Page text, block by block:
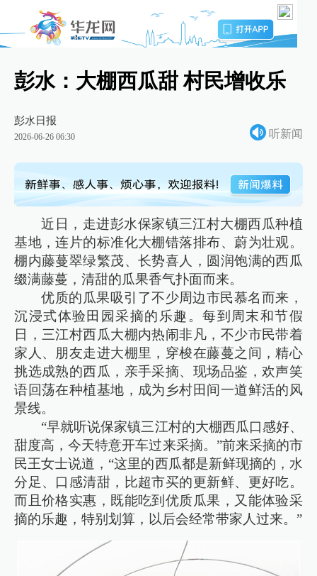
彭水：大棚西瓜甜 村民增收乐
彭水日报
2026-06-26 06:30 听新闻
近日，走进彭水保家镇三江村大棚西瓜种植
基地，连片的标准化大棚错落排布、蔚为壮观。
棚内藤蔓翠绿繁茂、长势喜人，圆润饱满的西瓜
缀满藤蔓，清甜的瓜果香气扑面而来。
优质的瓜果吸引了不少周边市民慕名而来，
沉浸式体验田园采摘的乐趣。每到周末和节假
日，三江村西瓜大棚内热闹非凡，不少市民带着
家人、朋友走进大棚里，穿梭在藤蔓之间，精心
挑选成熟的西瓜，亲手采摘、现场品鉴，欢声笑
语回荡在种植基地，成为乡村田间一道鲜活的风
景线。
“早就听说保家镇三江村的大棚西瓜口感好、
甜度高，今天特意开车过来采摘。”前来采摘的市
民王女士说道，“这里的西瓜都是新鲜现摘的，水
分足、口感清甜，比超市买的更新鲜、更好吃。
而且价格实惠，既能吃到优质瓜果，又能体验采
摘的乐趣，特别划算，以后会经常带家人过来。”